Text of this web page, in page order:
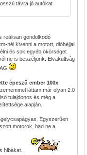
távra jó autókat
reálisan gondolkodó
nél kivenni a motort, dióhéjjal
és sok egyéb ökörséget
ne is beszéljünk. Elvakultság
épeszű ember 100x
láttam már olyan 2.0
tulajdonos és még a
alapján.
Egyszerűen
motorok, had ne a
hibákat.